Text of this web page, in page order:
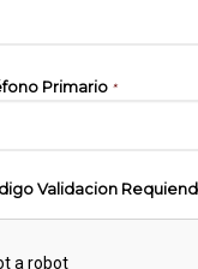
Primario *
Validacion